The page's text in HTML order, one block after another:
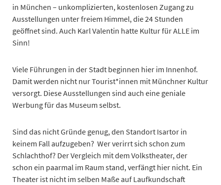
in München – unkomplizierten, kostenlosen Zugang zu
Ausstellungen unter freiem Himmel, die 24 Stunden
geöffnet sind. Auch Karl Valentin hatte Kultur für ALLE im
Sinn!
Viele Führungen in der Stadt beginnen hier im Innenhof.
Damit werden nicht nur Tourist*innen mit Münchner Kultur
versorgt. Diese Ausstellungen sind auch eine geniale
Werbung für das Museum selbst.
Sind das nicht Gründe genug, den Standort Isartor in
keinem Fall aufzugeben? Wer verirrt sich schon zum
Schlachthof? Der Vergleich mit dem Volkstheater, der
schon ein paarmal im Raum stand, verfängt hier nicht. Ein
Theater ist nicht im selben Maße auf Laufkundschaft